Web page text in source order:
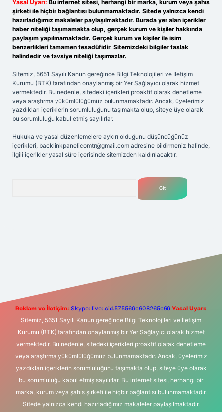
Yasal Uyarı: Bu internet sitesi, herhangi bir marka, kurum veya şahıs
şirketi ile hiçbir bağlantısı bulunmamaktadır. Sitede yalnızca kendi
hazırladığımız makaleler paylaşılmaktadır. Burada yer alan içerikler
haber niteliği taşımamakta olup, gerçek kurum ve kişiler hakkında
paylaşım yapılmamaktadır. Gerçek kurum ve kişiler ile isim
benzerlikleri tamamen tesadüfidir. Sitemizdeki bilgiler taslak
halindedir ve tavsiye niteliği taşımazlar.
Sitemiz, 5651 Sayılı Kanun gereğince Bilgi Teknolojileri ve İletişim
Kurumu (BTK) tarafından onaylanmış bir Yer Sağlayıcı olarak hizmet
vermektedir. Bu nedenle, sitedeki içerikleri proaktif olarak denetleme
veya araştırma yükümlülüğümüz bulunmamaktadır. Ancak, üyelerimiz
yazdıkları içeriklerin sorumluluğunu taşımakta olup, siteye üye olarak
bu sorumluluğu kabul etmiş sayılırlar.
Hukuka ve yasal düzenlemelere aykırı olduğunu düşündüğünüz
içerikleri, backlinkpanelicomtr@gmail.com adresine bildirmeniz halinde,
ilgili içerikler yasal süre içerisinde sitemizden kaldırılacaktır.
m elexbet
Reklam ve İletişim: Skype: live:.cid.575569c608265c69 Yasal Uyarı:
Sitemiz, 5651 Sayılı Kanun gereğince Bilgi Teknolojileri ve İletişim
Kurumu (BTK) tarafından onaylanmış bir Yer Sağlayıcı olarak hizmet
vermektedir. Bu nedenle, sitedeki içerikleri proaktif olarak denetleme
veya araştırma yükümlülüğümüz bulunmamaktadır. Ancak, üyelerimiz
yazdıkları içeriklerin sorumluluğunu taşımakta olup, siteye üye olarak
bu sorumluluğu kabul etmiş sayılırlar. Bu internet sitesi, herhangi bir
marka, kurum veya şahıs şirketi ile hiçbir bağlantısı bulunmamaktadır.
Sitede yalnızca kendi hazırladığımız makaleler paylaşılmaktadır.